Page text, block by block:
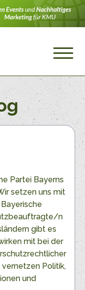
Partei Bayerns
setzen uns mit
n
gibt es
mit bei der
Politik,
und